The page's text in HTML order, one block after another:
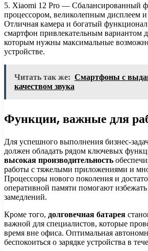
5. Xiaomi 12 Pro — Сбалансированный
процессором, великолепным дисплеем и
Отличная камера и богатый
смартфон привлекательным вариантом
которым нужны максимальные
устройстве.
Читать так же: Смартфоны с
качеством звука
Функции, важные для
Для успешного выполнения бизнес-
должен обладать рядом ключевых
высокая производительность
работы с тяжелыми приложениями и
Процессоры нового поколения и
оперативной памяти помогают
замедлений.
Кроме того, долговечная батарея
важной для специалистов, которые
время вне офиса. Оптимальная
беспокоиться о зарядке устройства в